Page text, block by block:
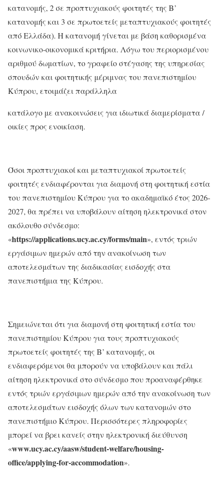
κατανομής, 2 σε προπτυχιακούς φοιτητές της Β’
κατανομής και 3 σε πρωτοετείς μεταπτυχιακούς φοιτητές
από Ελλάδα). Η κατανομή γίνεται με βάση καθορισμένα
κοινωνικο-οικονομικά κριτήρια. Λόγω του περιορισμένου
αριθμού δωματίων, το γραφείο στέγασης της υπηρεσίας
σπουδών και φοιτητικής μέριμνας του πανεπιστημίου
Κύπρου, ετοιμάζει παράλληλα
κατάλογο με ανακοινώσεις για ιδιωτικά διαμερίσματα /
οικίες προς ενοικίαση.
Όσοι προπτυχιακοί και μεταπτυχιακοί πρωτοετείς
φοιτητές ενδιαφέρονται για διαμονή στη φοιτητική εστία
του πανεπιστημίου Κύπρου για το ακαδημαϊκό έτος 2026-
2027, θα πρέπει να υποβάλουν αίτηση ηλεκτρονικά στον
ακόλουθο σύνδεσμο:
«https://applications.ucy.ac.cy/forms/main», εντός τριών
εργάσιμων ημερών από την ανακοίνωση των
αποτελεσμάτων της διαδικασίας εισδοχής στα
πανεπιστήμια της Κύπρου.
Σημειώνεται ότι για διαμονή στη φοιτητική εστία του
πανεπιστημίου Κύπρου για τους προπτυχιακούς
πρωτοετείς φοιτητές της B’ κατανομής, οι
ενδιαφερόμενοι θα μπορούν να υποβάλουν και πάλι
αίτηση ηλεκτρονικά στο σύνδεσμο που προαναφέρθηκε
εντός τριών εργάσιμων ημερών από την ανακοίνωση των
αποτελεσμάτων εισδοχής όλων των κατανομών στο
πανεπιστήμιο Κύπρου. Περισσότερες πληροφορίες
μπορεί να βρει κανείς στην ηλεκτρονική διεύθυνση
«www.ucy.ac.cy/aasw/student-welfare/housing-
office/applying-for-accommodation».